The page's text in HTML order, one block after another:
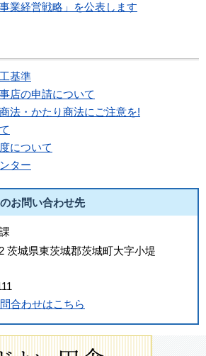
業経営戦略」を公表します
基準
店の申請について
法・かたり商法にご注意を!
について
ター
お問い合わせ先
茨城県東茨城郡茨城町大字小堤
合わせはこちら